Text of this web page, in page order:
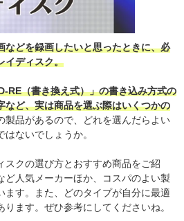
などを録画したいと思ったときに、必
イディスク。
RE（書き換え式）」の書き込み方式の
など、実は商品を選ぶ際はいくつかの
製品があるので、どれを選んだらよい
ないでしょうか。
スクの選び方とおすすめ商品をご紹
ど人気メーカーほか、コスパのよい製
ます。また、どのタイプが自分に最適
ます。ぜひ参考にしてくださいね。